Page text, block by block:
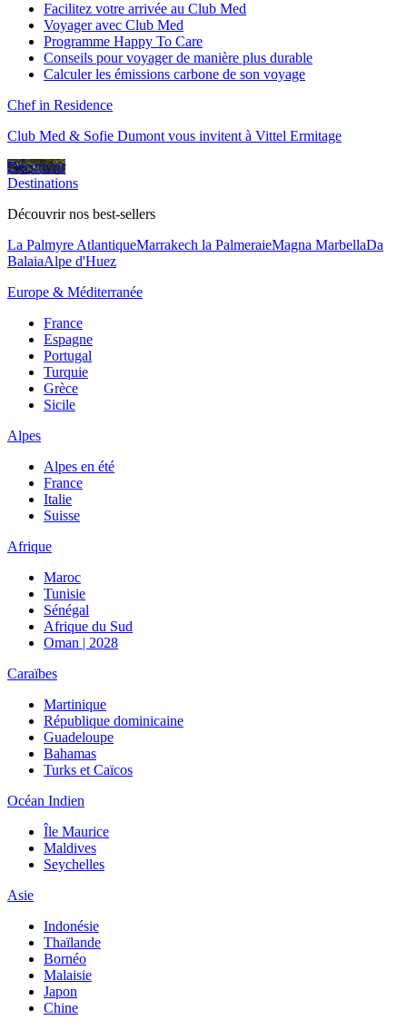
Facilitez votre arrivée au Club Med
Voyager avec Club Med
Programme Happy To Care
Conseils pour voyager de manière plus durable
Calculer les émissions carbone de son voyage
Chef in Residence
Club Med & Sofie Dumont vous invitent à Vittel Ermitage
Découvrir
Destinations
Découvrir nos best-sellers
La Palmyre AtlantiqueMarrakech la PalmeraieMagna MarbellaDa
BalaiaAlpe d'Huez
Europe & Méditerranée
France
Espagne
Portugal
Turquie
Grèce
Sicile
Alpes
Alpes en été
France
Italie
Suisse
Afrique
Maroc
Tunisie
Sénégal
Afrique du Sud
Oman | 2028
Caraïbes
Martinique
République dominicaine
Guadeloupe
Bahamas
Turks et Caïcos
Océan Indien
Île Maurice
Maldives
Seychelles
Asie
Indonésie
Thaïlande
Bornéo
Malaisie
Japon
Chine